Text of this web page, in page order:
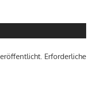
Erforderliche